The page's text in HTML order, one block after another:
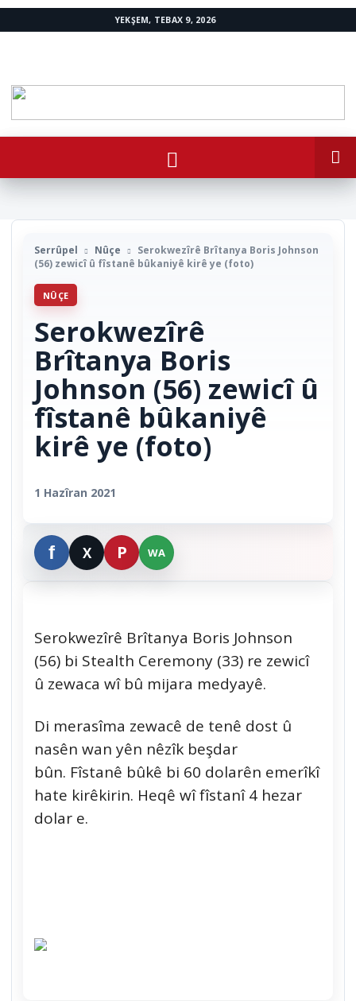
YEKŞEM, TEBAX 9, 2026
Serrûpel Nûçe
Serokwezîrê Brîtanya Boris Johnson
(56) zewicî û fîstanê bûkaniyê kirê ye (foto)
NÛÇE
Serokwezîrê
Brîtanya Boris
Johnson (56) zewicî û
fîstanê bûkaniyê
kirê ye (foto)
1 Hazîran 2021
Serokwezîrê Brîtanya Boris Johnson
(56) bi Stealth Ceremony (33) re zewicî
û zewaca wî bû mijara medyayê.
Di merasîma zewacê de tenê dost û
nasên wan yên nêzîk beşdar
bûn. Fîstanê bûkê bi 60 dolarên emerîkî
hate kirêkirin. Heqê wî fîstanî 4 hezar
dolar e.